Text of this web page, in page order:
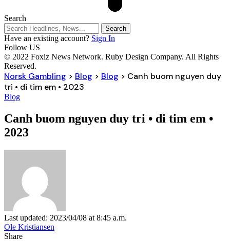
Search
Have an existing account? Sign In
Follow US
© 2022 Foxiz News Network. Ruby Design Company. All Rights
Reserved.
Norsk Gambling > Blog > Blog > Canh buom nguyen duy
tri • di tim em • 2023
Blog
Canh buom nguyen duy tri • di tim em •
2023
Last updated: 2023/04/08 at 8:45 a.m.
Ole Kristiansen
Share